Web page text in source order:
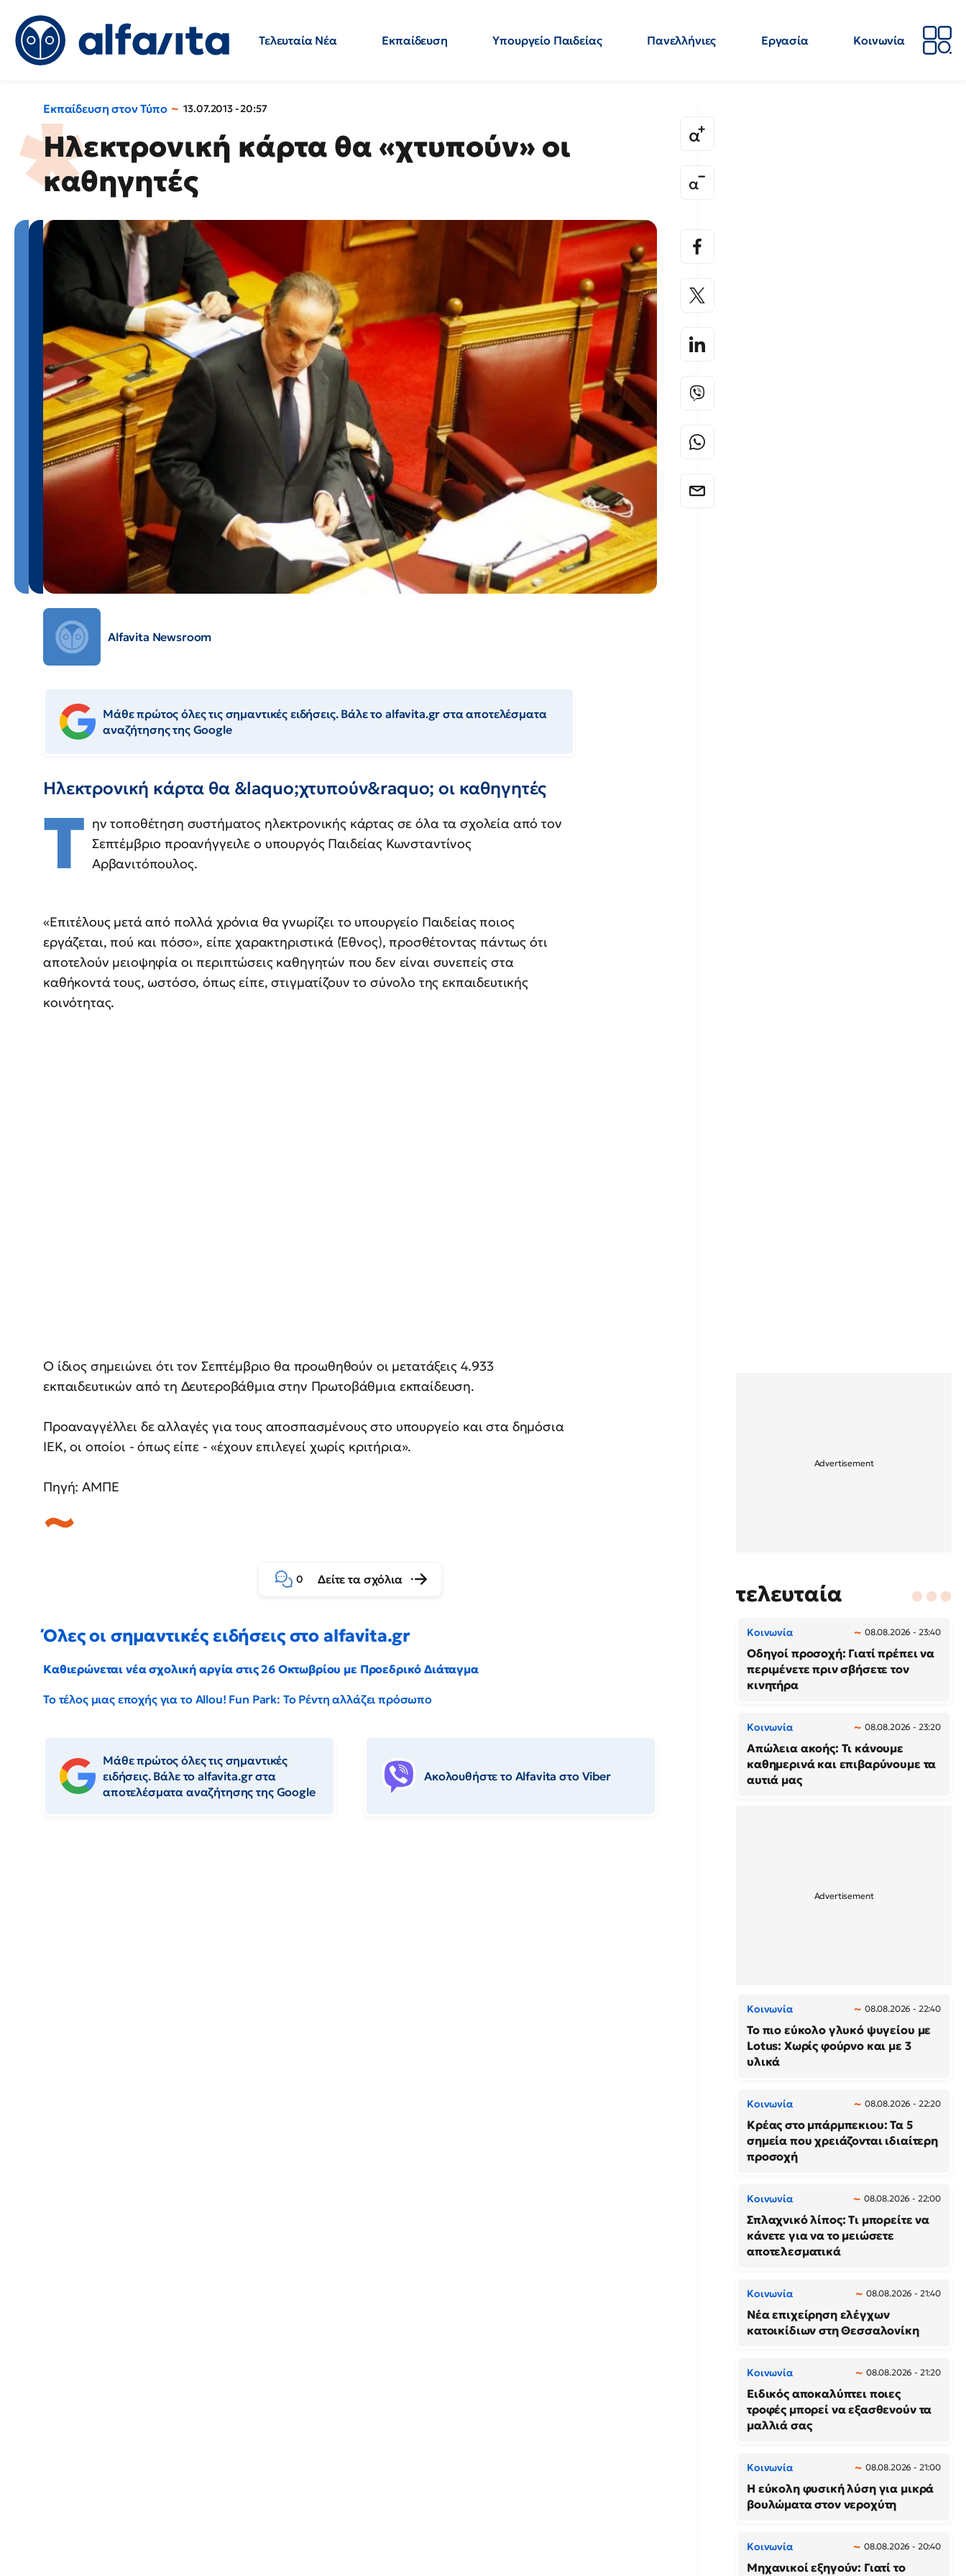
Τελευταία Νέα Εκπαίδευση Υπουργείο Παιδείας Πανελλήνιες Εργασία
Κοινωνία
Εκπαίδευση στον Τύπο 13.07.2013 - 20:57
Ηλεκτρονική κάρτα θα «χτυπούν» οι
καθηγητές
Alfavita Newsroom
Μάθε πρώτος όλες τις σημαντικές ειδήσεις. Βάλε το alfavita.gr στα αποτελέσματα
αναζήτησης της Google
Ηλεκτρονική κάρτα θα &laquo;χτυπούν&raquo; οι καθηγητές
Τ ην τοποθέτηση συστήματος ηλεκτρονικής κάρτας σε όλα τα σχολεία από τον
Σεπτέμβριο προανήγγειλε ο υπουργός Παιδείας Κωνσταντίνος
Αρβανιτόπουλος.
«Επιτέλους μετά από πολλά χρόνια θα γνωρίζει το υπουργείο Παιδείας ποιος
εργάζεται, πού και πόσο», είπε χαρακτηριστικά (Έθνος), προσθέτοντας πάντως ότι
αποτελούν μειοψηφία οι περιπτώσεις καθηγητών που δεν είναι συνεπείς στα
καθήκοντά τους, ωστόσο, όπως είπε, στιγματίζουν το σύνολο της εκπαιδευτικής
κοινότητας.
Ο ίδιος σημειώνει ότι τον Σεπτέμβριο θα προωθηθούν οι μετατάξεις 4.933
εκπαιδευτικών από τη Δευτεροβάθμια στην Πρωτοβάθμια εκπαίδευση.
Προαναγγέλλει δε αλλαγές για τους αποσπασμένους στο υπουργείο και στα δημόσια
ΙΕΚ, οι οποίοι - όπως είπε - «έχουν επιλεγεί χωρίς κριτήρια».
Πηγή: ΑΜΠΕ
0 Δείτε τα σχόλια
Όλες οι σημαντικές ειδήσεις στο alfavita.gr
Καθιερώνεται νέα σχολική αργία στις 26 Οκτωβρίου με Προεδρικό Διάταγμα
Το τέλος μιας εποχής για το Allou! Fun Park: Το Ρέντη αλλάζει πρόσωπο
Μάθε πρώτος όλες τις σημαντικές
ειδήσεις. Βάλε το alfavita.gr στα
αποτελέσματα αναζήτησης της Google
Ακολουθήστε το Αlfavita στο Viber
τελευταία
Κοινωνία 08.08.2026 - 23:40
Οδηγοί προσοχή: Γιατί πρέπει να
περιμένετε πριν σβήσετε τον
κινητήρα
Κοινωνία 08.08.2026 - 23:20
Απώλεια ακοής: Τι κάνουμε
καθημερινά και επιβαρύνουμε τα
αυτιά μας
Κοινωνία 08.08.2026 - 22:40
Το πιο εύκολο γλυκό ψυγείου με
Lotus: Χωρίς φούρνο και με 3
υλικά
Κοινωνία 08.08.2026 - 22:20
Κρέας στο μπάρμπεκιου: Τα 5
σημεία που χρειάζονται ιδιαίτερη
προσοχή
Κοινωνία 08.08.2026 - 22:00
Σπλαχνικό λίπος: Τι μπορείτε να
κάνετε για να το μειώσετε
αποτελεσματικά
Κοινωνία 08.08.2026 - 21:40
Νέα επιχείρηση ελέγχων
κατοικίδιων στη Θεσσαλονίκη
Κοινωνία 08.08.2026 - 21:20
Ειδικός αποκαλύπτει ποιες
τροφές μπορεί να εξασθενούν τα
μαλλιά σας
Κοινωνία 08.08.2026 - 21:00
Η εύκολη φυσική λύση για μικρά
βουλώματα στον νεροχύτη
Κοινωνία 08.08.2026 - 20:40
Μηχανικοί εξηγούν: Γιατί το